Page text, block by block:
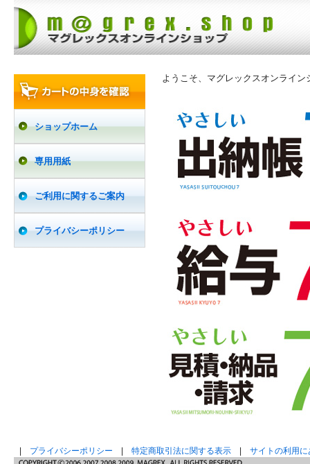
ショップホーム
専用用紙
ご利用に関するご案内
プライバシーポリシー
ようこそ、マグレックスオンライン
プライバシーポリシー 特定商取引法に関する表示 サイトの利用に